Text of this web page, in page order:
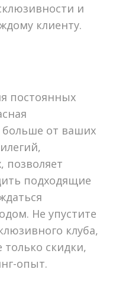
и
клиенту.
постоянных
больше от ваших
позволяет
подходящие
Не упустите
клуба,
скидки,
опыт.